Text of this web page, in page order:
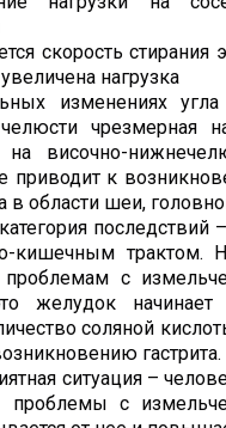
скорость стирания
нагрузка
изменениях угла
чрезмерная
на височно-
приводит к
в области шеи,
последствий
кишечным трактом.
проблемам с
желудок начинает
соляной
гастрита.
ситуация –
проблемы с